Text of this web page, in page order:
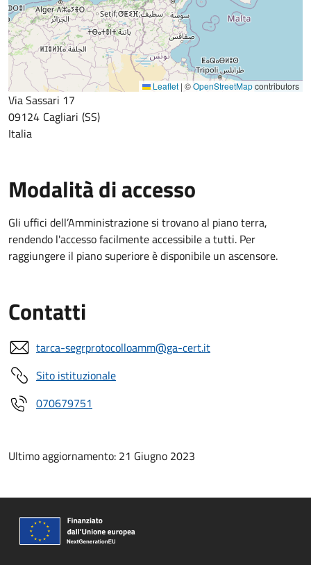
Leaflet | ©OpenStreetMapcontributors
Via Sassari 17
09124 Cagliari SS
Italia
Modalità di accesso
Gli uffici dell’Amministrazione si trovano al piano terra,
rendendo l'accesso facilmente accessibile a tutti. Per
raggiungere il piano superiore è disponibile un ascensore.
Contatti
tarca-segrprotocolloamm@ga-cert.it
Sito istituzionale
070679751
Ultimo aggiornamento: 21 Giugno 2023